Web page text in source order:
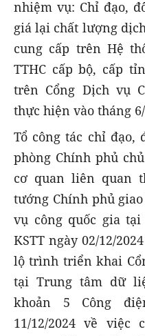
nhiệm vụ: Chỉ đạo,
giá lại chất lượng
cung cấp trên Hệ
TTHC cấp bộ, cấp
trên Cổng Dịch vụ
thực hiện vào tháng
Tổ công tác chỉ đạo,
phòng Chính phủ
cơ quan liên quan
tướng Chính phủ
vụ công quốc gia tại
KSTT ngày 02/12/
lộ trình triển khai
tại Trung tâm dữ
khoản 5 Công
11/12/2024 về việc